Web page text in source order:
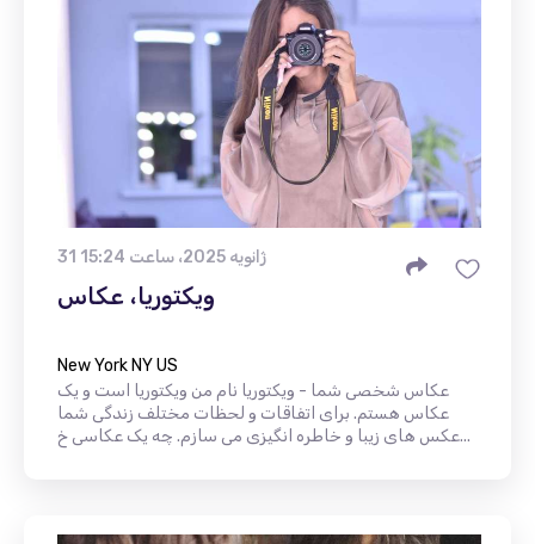
31 ژانویه 2025، ساعت 15:24
ویکتوریا، عکاس
New York NY US
عکاس شخصی شما - ویکتوریا نام من ویکتوریا است و یک
عکاس هستم. برای اتفاقات و لحظات مختلف زندگی شما
عکس های زیبا و خاطره انگیزی می سازم. چه یک عکاسی خ...